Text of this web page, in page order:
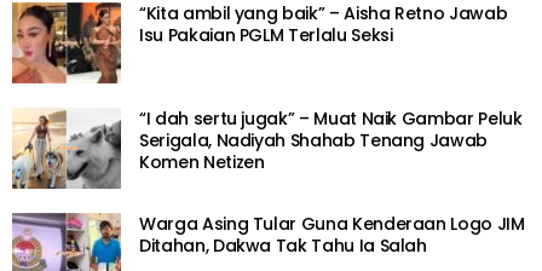
“Kita ambil yang baik” – Aisha Retno Jawab
Isu Pakaian PGLM Terlalu Seksi
“I dah sertu jugak” – Muat Naik Gambar Peluk
Serigala, Nadiyah Shahab Tenang Jawab
Komen Netizen
Warga Asing Tular Guna Kenderaan Logo JIM
Ditahan, Dakwa Tak Tahu Ia Salah